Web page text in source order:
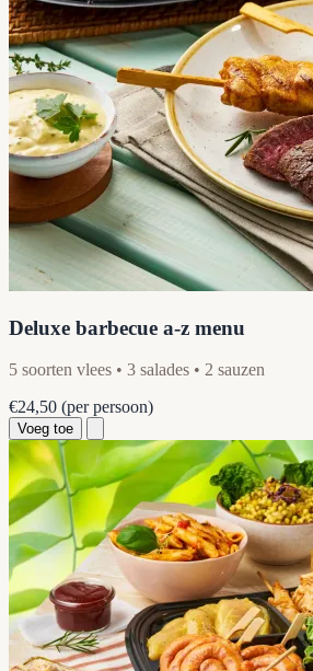
Deluxe barbecue a-z menu
5 soorten vlees • 3 salades • 2 sauzen
€24,50 (per persoon)
Voeg toe